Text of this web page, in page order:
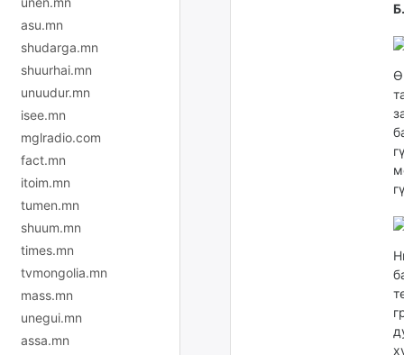
asu.mn
shudarga.mn
shuurhai.mn
unuudur.mn
isee.mn
mglradio.com
fact.mn
itoim.mn
tumen.mn
shuum.mn
times.mn
tvmongolia.mn
mass.mn
unegui.mn
assa.mn